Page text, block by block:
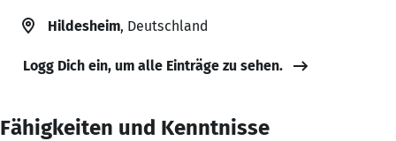
Hildesheim, Deutschland
Logg Dich ein, um alle Einträge zu sehen.
Fähigkeiten und Kenntnisse